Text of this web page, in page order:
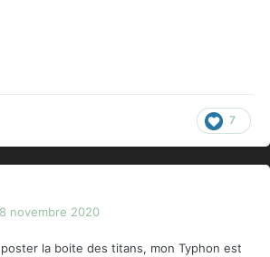
7
novembre 2020
la boite des titans, mon Typhon est